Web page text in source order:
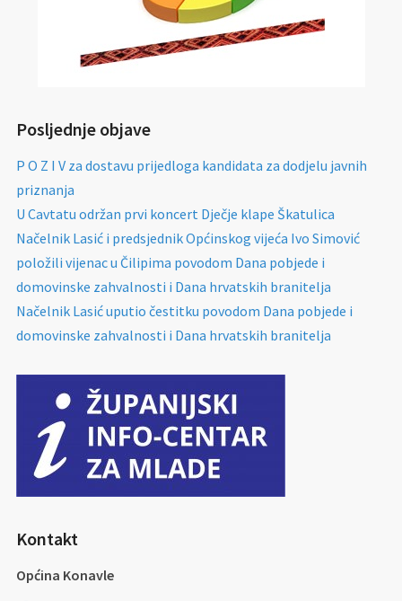
Posljednje objave
P O Z I V za dostavu prijedloga kandidata za dodjelu javnih
priznanja
U Cavtatu održan prvi koncert Dječje klape Škatulica
Načelnik Lasić i predsjednik Općinskog vijeća Ivo Simović
položili vijenac u Čilipima povodom Dana pobjede i
domovinske zahvalnosti i Dana hrvatskih branitelja
Načelnik Lasić uputio čestitku povodom Dana pobjede i
domovinske zahvalnosti i Dana hrvatskih branitelja
Kontakt
Općina Konavle